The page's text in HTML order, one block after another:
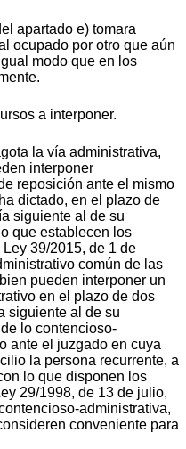
apartado e) tomara
ocupado por otro que aún
modo que en los
a interponer.
la vía administrativa,
interponer
reposición ante el mismo
dictado, en el plazo de
siguiente al de su
que establecen los
39/2015, de 1 de
común de las
pueden interponer un
en el plazo de dos
siguiente al de su
lo contencioso-
ante el juzgado en cuya
la persona recurrente, a
lo que disponen los
29/1998, de 13 de julio,
administrativa,
conveniente para